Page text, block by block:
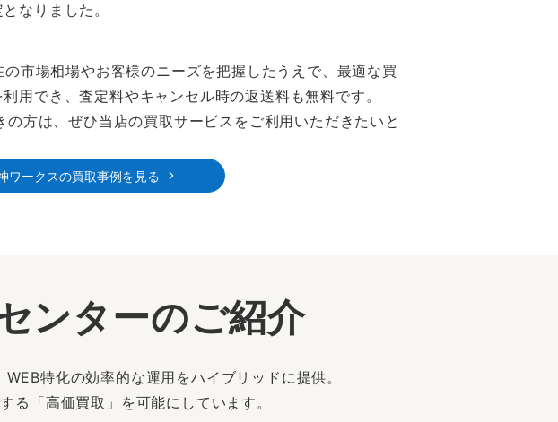
なりました。
の市場相場やお客様のニーズを把握したうえで、最適な買
用でき、査定料やキャンセル時の返送料も無料です。
方は、ぜひ当店の買取サービスをご利用いただきたいと
ワークスの買取事例を見る
ンターのご紹介
特化の効率的な運用をハイブリッドに提供。
る「高価買取」を可能にしています。